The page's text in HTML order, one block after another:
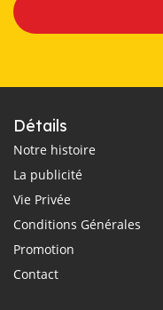
Détails
Notre histoire
La publicité
Vie Privée
Conditions Générales
Promotion
Contact